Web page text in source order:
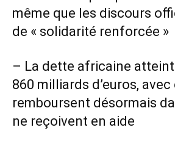
même que les discours
de « solidarité renforcée »
– La dette africaine atteint
860 milliards d’euros, avec
remboursent désormais
ne reçoivent en aide